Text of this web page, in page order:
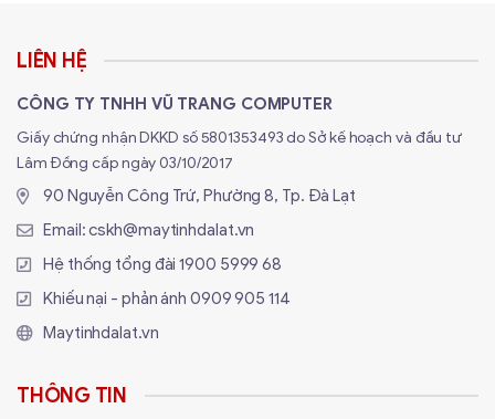
LIÊN HỆ
CÔNG TY TNHH VŨ TRANG COMPUTER
Giấy chứng nhận DKKD số 5801353493 do Sở kế hoạch và đầu tư
Lâm Đồng cấp ngày 03/10/2017
90 Nguyễn Công Trứ, Phường 8, Tp. Đà Lạt
Email:cskh@maytinhdalat.vn
Hệ thống tổng đài1900 5999 68
Khiếu nại - phản ánh 0909 905 114
Maytinhdalat.vn
THÔNG TIN